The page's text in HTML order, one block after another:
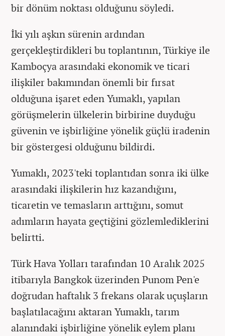
bir dönüm noktası olduğunu söyledi.
İki yılı aşkın sürenin ardından
gerçekleştirdikleri bu toplantının, Türkiye ile
Kamboçya arasındaki ekonomik ve ticari
ilişkiler bakımından önemli bir fırsat
olduğuna işaret eden Yumaklı, yapılan
görüşmelerin ülkelerin birbirine duyduğu
güvenin ve işbirliğine yönelik güçlü iradenin
bir göstergesi olduğunu bildirdi.
Yumaklı, 2023'teki toplantıdan sonra iki ülke
arasındaki ilişkilerin hız kazandığını,
ticaretin ve temasların arttığını, somut
adımların hayata geçtiğini gözlemlediklerini
belirtti.
Türk Hava Yolları tarafından 10 Aralık 2025
itibarıyla Bangkok üzerinden Punom Pen'e
doğrudan haftalık 3 frekans olarak uçuşların
başlatılacağını aktaran Yumaklı, tarım
alanındaki işbirliğine yönelik eylem planı